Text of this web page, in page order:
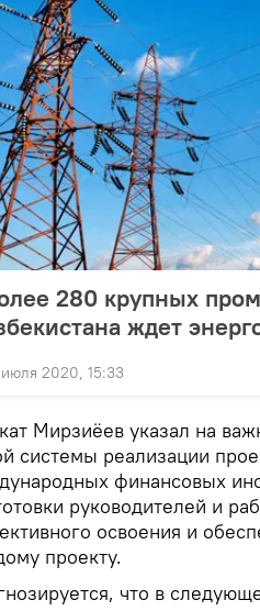
280 крупных
ждет
июля 2020, 15:33
Мирзиёев указал на
системы реализации
финансовых
руководителей и
освоения и
проекту.
что в